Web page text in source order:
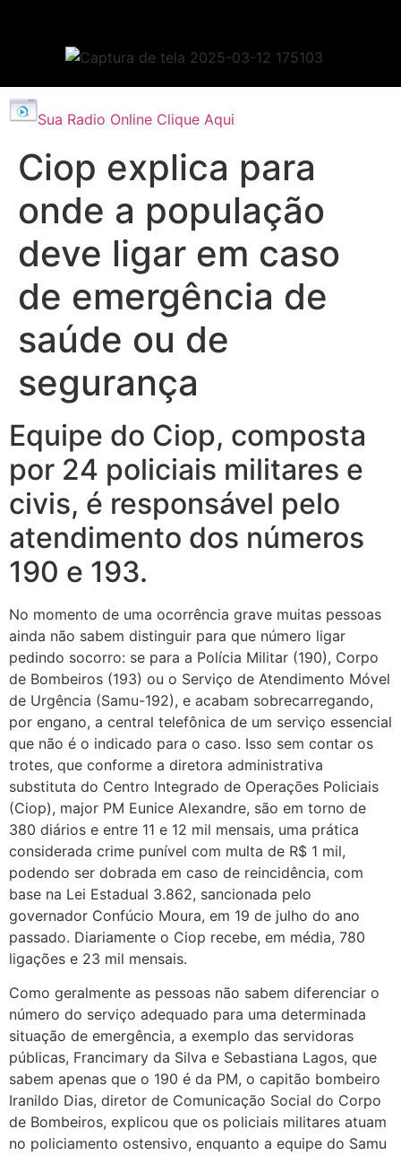
Sua Radio Online Clique Aqui
Ciop explica para
onde a população
deve ligar em caso
de emergência de
saúde ou de
segurança
Equipe do Ciop, composta
por 24 policiais militares e
civis, é responsável pelo
atendimento dos números
190 e 193.
No momento de uma ocorrência grave muitas pessoas
ainda não sabem distinguir para que número ligar
pedindo socorro: se para a Polícia Militar (190), Corpo
de Bombeiros (193) ou o Serviço de Atendimento Móvel
de Urgência (Samu-192), e acabam sobrecarregando,
por engano, a central telefônica de um serviço essencial
que não é o indicado para o caso. Isso sem contar os
trotes, que conforme a diretora administrativa
substituta do Centro Integrado de Operações Policiais
(Ciop), major PM Eunice Alexandre, são em torno de
380 diários e entre 11 e 12 mil mensais, uma prática
considerada crime punível com multa de R$ 1 mil,
podendo ser dobrada em caso de reincidência, com
base na Lei Estadual 3.862, sancionada pelo
governador Confúcio Moura, em 19 de julho do ano
passado. Diariamente o Ciop recebe, em média, 780
ligações e 23 mil mensais.
Como geralmente as pessoas não sabem diferenciar o
número do serviço adequado para uma determinada
situação de emergência, a exemplo das servidoras
públicas, Francimary da Silva e Sebastiana Lagos, que
sabem apenas que o 190 é da PM, o capitão bombeiro
Iranildo Dias, diretor de Comunicação Social do Corpo
de Bombeiros, explicou que os policiais militares atuam
no policiamento ostensivo, enquanto a equipe do Samu